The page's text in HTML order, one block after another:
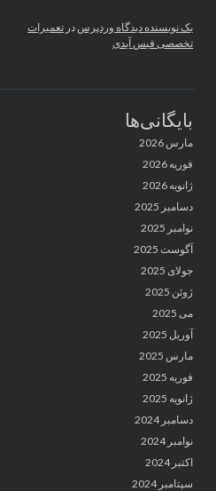
یک نویسنده دیدگاه وردپرس در تعمیرات
تخصصی فیس آیدی
بایگانی‌ها
مارس 2026
فوریه 2026
ژانویه 2026
دسامبر 2025
نوامبر 2025
آگوست 2025
جولای 2025
ژوئن 2025
می 2025
آوریل 2025
مارس 2025
فوریه 2025
ژانویه 2025
دسامبر 2024
نوامبر 2024
اکتبر 2024
سپتامبر 2024